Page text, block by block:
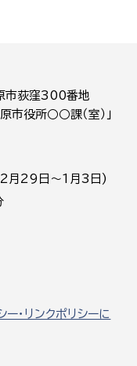
荻窪300番地
役所○○課（室）」
月29日～1月3日)
・リンクポリシーに